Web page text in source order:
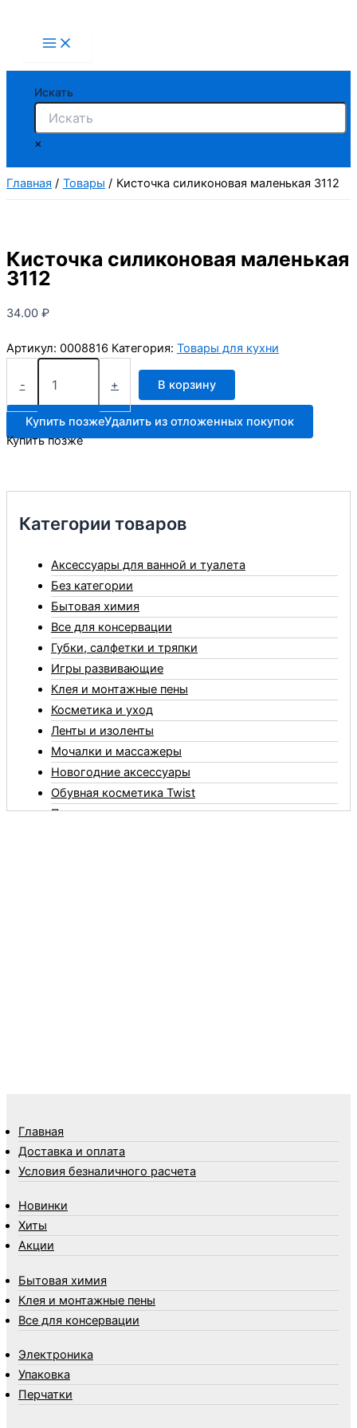
Искать
×
Главная Товары Кисточка силиконовая маленькая 3112
Категории товаров
Аксессуары для ванной и туалета
Без категории
Бытовая химия
Все для консервации
Губки, салфетки и тряпки
Игры развивающие
Клея и монтажные пены
Косметика и уход
Ленты и изоленты
Мочалки и массажеры
Новогодние аксессуары
Обувная косметика Twist
Пакеты и мешки
Товары для кухни
Товары для сада и огорода
Товары для туризма и отдыха
Упаковка
Фонари, лампы и удлинители
Швабры, стекломои, черенки и насадки
Шнуры, веревки и шпагаты
Электроника
Элементы питания
Кисточка силиконовая маленькая
3112
34.00 ₽
Артикул: 0008816 Категория: Товары для кухни
-
Количество
силиконовая
маленькая
3112
+ В корзину
Купить позжеУдалить из отложенных покупок
Купить позже
Главная
Доставка и оплата
Условия безналичного расчета
Новинки
Хиты
Акции
Бытовая химия
Клея и монтажные пены
Все для консервации
Электроника
Упаковка
Перчатки